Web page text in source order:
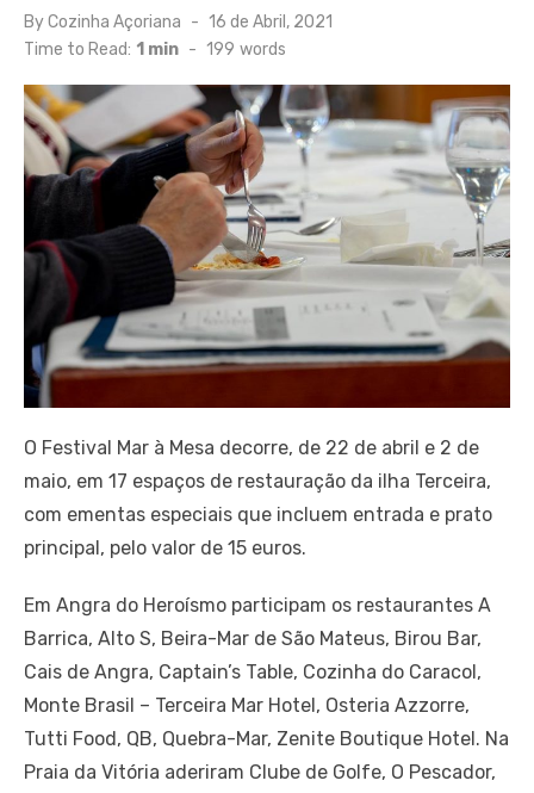
ByCozinha Açoriana
Posted
on
16 de Abril, 2021
Time to Read: 1 min - 199 words
O Festival Mar à Mesa decorre, de 22 de abril e 2 de
maio, em 17 espaços de restauração da ilha Terceira,
com ementas especiais que incluem entrada e prato
principal, pelo valor de 15 euros.
Em Angra do Heroísmo participam os restaurantes A
Barrica, Alto S, Beira-Mar de São Mateus, Birou Bar,
Cais de Angra, Captain’s Table, Cozinha do Caracol,
Monte Brasil – Terceira Mar Hotel, Osteria Azzorre,
Tutti Food, QB, Quebra-Mar, Zenite Boutique Hotel. Na
Praia da Vitória aderiram Clube de Golfe, O Pescador,